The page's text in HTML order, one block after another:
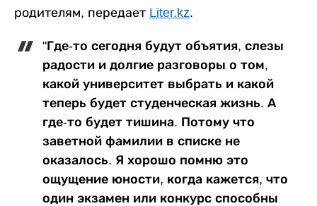
родителям, передает Liter.kz.
"Где-то сегодня будут объятия, слезы
радости и долгие разговоры о том,
какой университет выбрать и какой
теперь будет студенческая жизнь. А
где-то будет тишина. Потому что
заветной фамилии в списке не
оказалось. Я хорошо помню это
ощущение юности, когда кажется, что
один экзамен или конкурс способны